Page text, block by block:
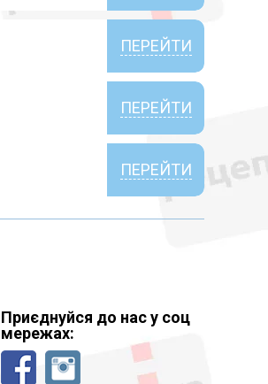
ПЕРЕЙТИ
ПЕРЕЙТИ
ПЕРЕЙТИ
Приєднуйся до нас у соц
мережах: